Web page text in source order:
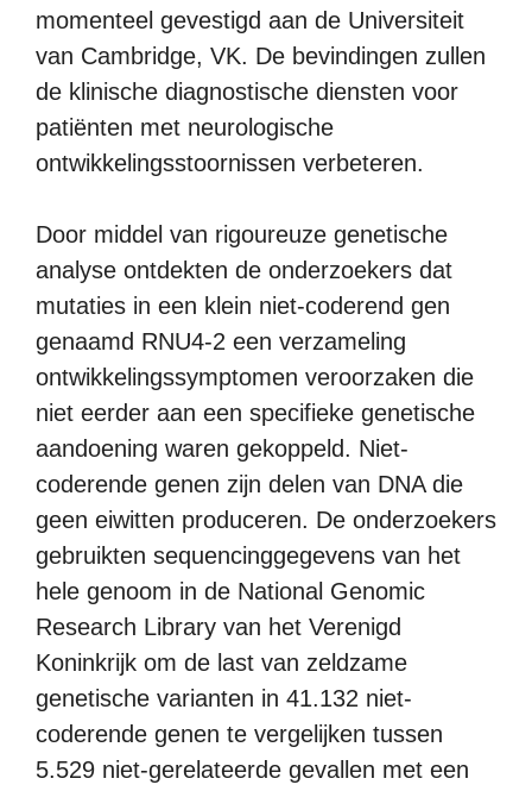
momenteel gevestigd aan de Universiteit
van Cambridge, VK. De bevindingen zullen
de klinische diagnostische diensten voor
patiënten met neurologische
ontwikkelingsstoornissen verbeteren.
Door middel van rigoureuze genetische
analyse ontdekten de onderzoekers dat
mutaties in een klein niet-coderend gen
genaamd RNU4-2 een verzameling
ontwikkelingssymptomen veroorzaken die
niet eerder aan een specifieke genetische
aandoening waren gekoppeld. Niet-
coderende genen zijn delen van DNA die
geen eiwitten produceren. De onderzoekers
gebruikten sequencinggegevens van het
hele genoom in de National Genomic
Research Library van het Verenigd
Koninkrijk om de last van zeldzame
genetische varianten in 41.132 niet-
coderende genen te vergelijken tussen
5.529 niet-gerelateerde gevallen met een